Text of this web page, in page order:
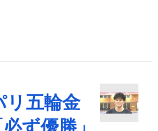
リ五輪金